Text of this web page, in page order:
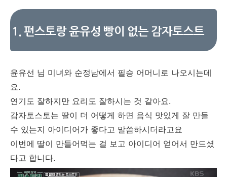
1. 편스토랑 윤유성 빵이 없는 감자토스트
윤유선 님 미녀와 순정남에서 필승 어머니로 나오시는데
요.
연기도 잘하지만 요리도 잘하시는 것 같아요.
감자토스토는 딸이 더 어떻게 하면 음식 맛있게 잘 만들
수 있는지 아이디어가 좋다고 말씀하시더라고요
이번에 딸이 만들어먹는 걸 보고 아이디어 얻어서 만드셨
다고 합니다.